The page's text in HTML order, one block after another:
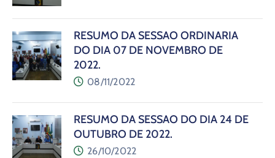
RESUMO DA SESSÃO ORDINÁRIA
DO DIA 07 DE NOVEMBRO DE
2022.
08/11/2022
RESUMO DA SESSÃO DO DIA 24 DE
OUTUBRO DE 2022.
26/10/2022